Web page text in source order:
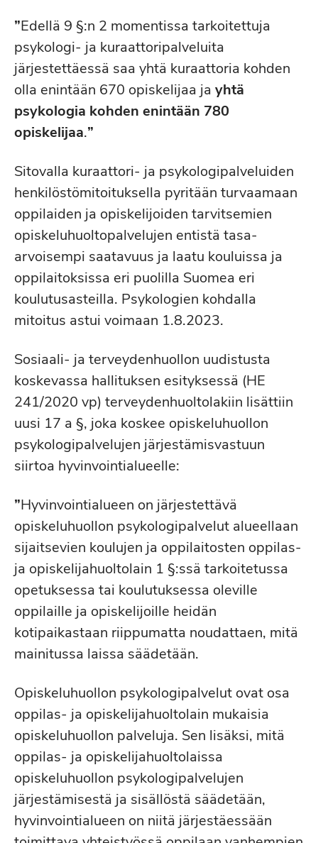
”Edellä 9 §:n 2 momentissa tarkoitettuja
psykologi- ja kuraattoripalveluita
järjestettäessä saa yhtä kuraattoria kohden
olla enintään 670 opiskelijaa ja yhtä
psykologia kohden enintään 780
opiskelijaa.”
Sitovalla kuraattori- ja psykologipalveluiden
henkilöstömitoituksella pyritään turvaamaan
oppilaiden ja opiskelijoiden tarvitsemien
opiskeluhuoltopalvelujen entistä tasa-
arvoisempi saatavuus ja laatu kouluissa ja
oppilaitoksissa eri puolilla Suomea eri
koulutusasteilla. Psykologien kohdalla
mitoitus astui voimaan 1.8.2023.
Sosiaali- ja terveydenhuollon uudistusta
koskevassa hallituksen esityksessä (HE
241/2020 vp) terveydenhuoltolakiin lisättiin
uusi 17 a §, joka koskee opiskeluhuollon
psykologipalvelujen järjestämisvastuun
siirtoa hyvinvointialueelle:
”Hyvinvointialueen on järjestettävä
opiskeluhuollon psykologipalvelut alueellaan
sijaitsevien koulujen ja oppilaitosten oppilas-
ja opiskelijahuoltolain 1 §:ssä tarkoitetussa
opetuksessa tai koulutuksessa oleville
oppilaille ja opiskelijoille heidän
kotipaikastaan riippumatta noudattaen, mitä
mainitussa laissa säädetään.
Opiskeluhuollon psykologipalvelut ovat osa
oppilas- ja opiskelijahuoltolain mukaisia
opiskeluhuollon palveluja. Sen lisäksi, mitä
oppilas- ja opiskelijahuoltolaissa
opiskeluhuollon psykologipalvelujen
järjestämisestä ja sisällöstä säädetään,
hyvinvointialueen on niitä järjestäessään